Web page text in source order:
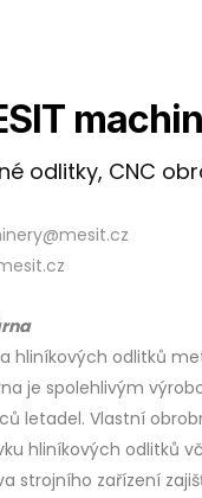
odlitky, CNC
hliníkových odlitků
je spolehlivým
letadel. Vlastní
hliníkových odlitků
strojního zařízení